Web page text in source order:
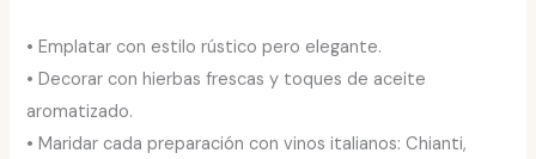
• Emplatar con estilo rústico pero elegante.
• Decorar con hierbas frescas y toques de aceite
aromatizado.
• Maridar cada preparación con vinos italianos: Chianti,